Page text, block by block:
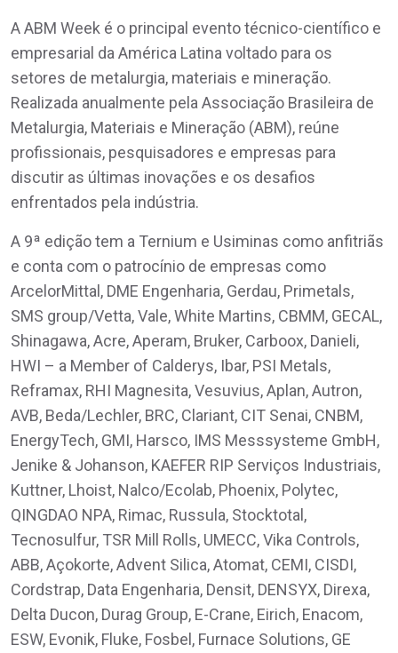
A ABM Week é o principal evento técnico-científico e
empresarial da América Latina voltado para os
setores de metalurgia, materiais e mineração.
Realizada anualmente pela Associação Brasileira de
Metalurgia, Materiais e Mineração (ABM), reúne
profissionais, pesquisadores e empresas para
discutir as últimas inovações e os desafios
enfrentados pela indústria.
A 9ª edição tem a Ternium e Usiminas como anfitriãs
e conta com o patrocínio de empresas como
ArcelorMittal, DME Engenharia, Gerdau, Primetals,
SMS group/Vetta, Vale, White Martins, CBMM, GECAL,
Shinagawa, Acre, Aperam, Bruker, Carboox, Danieli,
HWI – a Member of Calderys, Ibar, PSI Metals,
Reframax, RHI Magnesita, Vesuvius, Aplan, Autron,
AVB, Beda/Lechler, BRC, Clariant, CIT Senai, CNBM,
EnergyTech, GMI, Harsco, IMS Messsysteme GmbH,
Jenike & Johanson, KAEFER RIP Serviços Industriais,
Kuttner, Lhoist, Nalco/Ecolab, Phoenix, Polytec,
QINGDAO NPA, Rimac, Russula, Stocktotal,
Tecnosulfur, TSR Mill Rolls, UMECC, Vika Controls,
ABB, Açokorte, Advent Silica, Atomat, CEMI, CISDI,
Cordstrap, Data Engenharia, Densit, DENSYX, Direxa,
Delta Ducon, Durag Group, E-Crane, Eirich, Enacom,
ESW, Evonik, Fluke, Fosbel, Furnace Solutions, GE